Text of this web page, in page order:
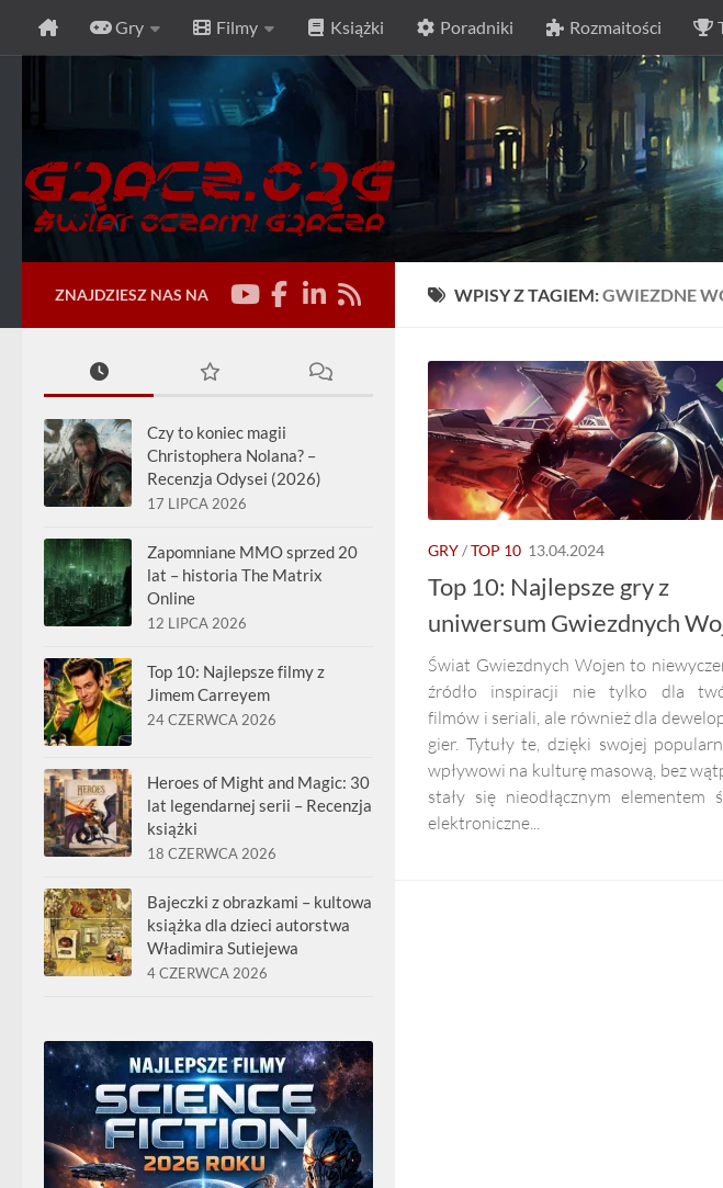
Przeskocz do treści
Gry Filmy Książki Poradniki Rozmaitości
WPISY Z TAGIEM:GWIEZDNE
GRY/TOP 10 13.04.2024
Top 10: Najlepsze gry z
uniwersum Gwiezdnych
Świat Gwiezdnych Wojen to
źródło inspiracji nie tylko dla
filmów i seriali, ale również dla
gier. Tytuły te, dzięki swojej
wpływowi na kulturę masową, bez
stały się nieodłącznym elementem
elektroniczne...
ZNAJDZIESZ NAS NA
Czy to koniec magii
Christophera Nolana? –
Recenzja Odysei (2026)
17 LIPCA 2026
Zapomniane MMO sprzed 20
lat – historia The Matrix
Online
12 LIPCA 2026
Top 10: Najlepsze filmy z
Jimem Carreyem
24 CZERWCA 2026
Heroes of Might and Magic: 30
lat legendarnej serii – Recenzja
książki
18 CZERWCA 2026
Bajeczki z obrazkami – kultowa
książka dla dzieci autorstwa
Władimira Sutiejewa
4 CZERWCA 2026